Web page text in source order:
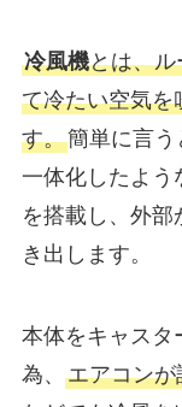
冷風機とは、ル
て冷たい空気を
す。簡単に言う
一体化したよう
を搭載し、外
き出します。
本体をキャスタ
為、 エアコン